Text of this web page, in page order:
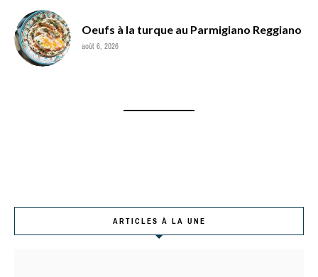
Oeufs à la turque au Parmigiano Reggiano
août 6, 2026
ARTICLES À LA UNE